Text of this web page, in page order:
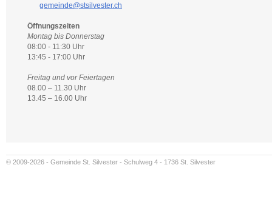
gemeinde@stsilvester.ch
Öffnungszeiten
Montag bis Donnerstag
08:00 - 11:30 Uhr
13:45 - 17:00 Uhr
Freitag und vor Feiertagen
08.00 – 11.30 Uhr
13.45 – 16.00 Uhr
© 2009-2026 - Gemeinde St. Silvester - Schulweg 4 - 1736 St. Silvester